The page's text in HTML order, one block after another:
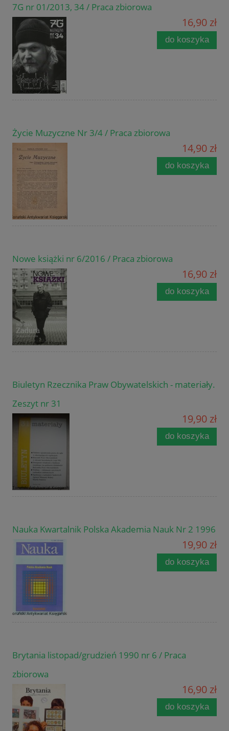
7G nr 01/2013, 34 / Praca zbiorowa
16,90 zł
do koszyka
Życie Muzyczne Nr 3/4 / Praca zbiorowa
14,90 zł
do koszyka
Nowe książki nr 6/2016 / Praca zbiorowa
16,90 zł
do koszyka
Biuletyn Rzecznika Praw Obywatelskich - materiały.
Zeszyt nr 31
19,90 zł
do koszyka
Nauka Kwartalnik Polska Akademia Nauk Nr 2 1996
19,90 zł
do koszyka
Brytania listopad/grudzień 1990 nr 6 / Praca
zbiorowa
16,90 zł
do koszyka